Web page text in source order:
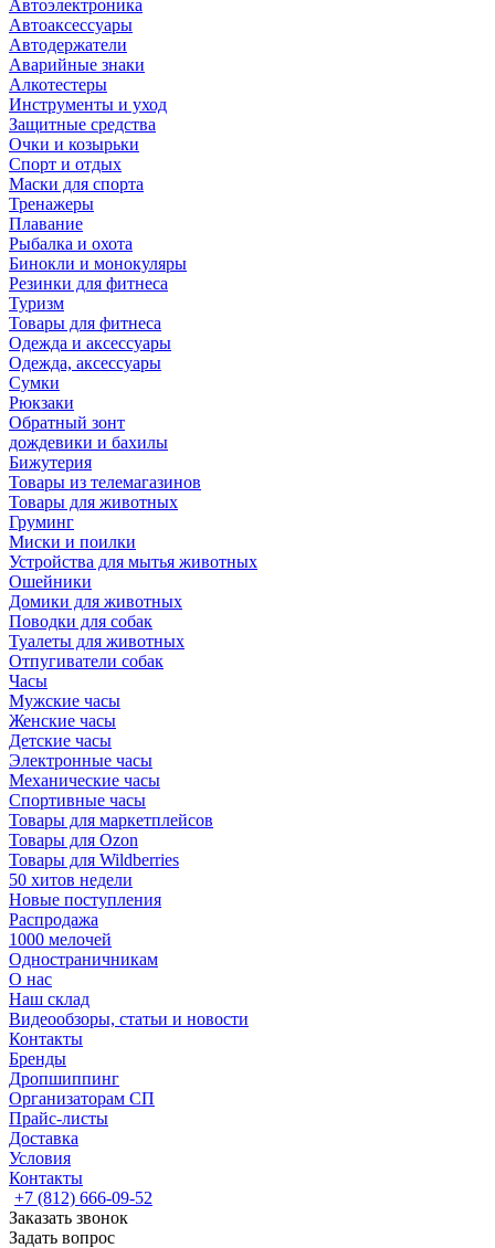
Автоэлектроника
Автоаксессуары
Автодержатели
Аварийные знаки
Алкотестеры
Инструменты и уход
Защитные средства
Очки и козырьки
Спорт и отдых
Маски для спорта
Тренажеры
Плавание
Рыбалка и охота
Бинокли и монокуляры
Резинки для фитнеса
Туризм
Товары для фитнеса
Одежда и аксессуары
Одежда, аксессуары
Сумки
Рюкзаки
Обратный зонт
дождевики и бахилы
Бижутерия
Товары из телемагазинов
Товары для животных
Груминг
Миски и поилки
Устройства для мытья животных
Ошейники
Домики для животных
Поводки для собак
Туалеты для животных
Отпугиватели собак
Часы
Мужские часы
Женские часы
Детские часы
Электронные часы
Механические часы
Спортивные часы
Товары для маркетплейсов
Товары для Ozon
Товары для Wildberries
50 хитов недели
Новые поступления
Распродажа
1000 мелочей
Одностраничникам
О нас
Наш склад
Видеообзоры, статьи и новости
Контакты
Бренды
Дропшиппинг
Организаторам СП
Прайс-листы
Доставка
Условия
Контакты
+7 (812) 666-09-52
Заказать звонок
Задать вопрос